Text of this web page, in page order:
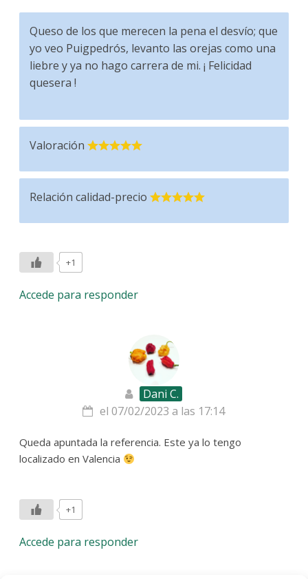
Queso de los que merecen la pena el desvío; que
yo veo Puigpedrós, levanto las orejas como una
liebre y ya no hago carrera de mi. ¡ Felicidad
quesera !
Valoración
Relación calidad-precio
+1
Accede para responder
Dani C.
el 07/02/2023 a las 17:14
Queda apuntada la referencia. Este ya lo tengo
localizado en Valencia
+1
Accede para responder